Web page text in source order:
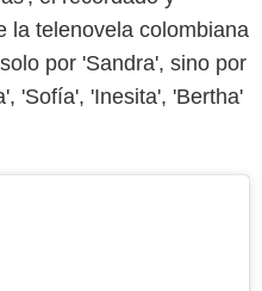
la telenovela colombiana
por 'Sandra', sino por
'Sofía', 'Inesita', 'Bertha'